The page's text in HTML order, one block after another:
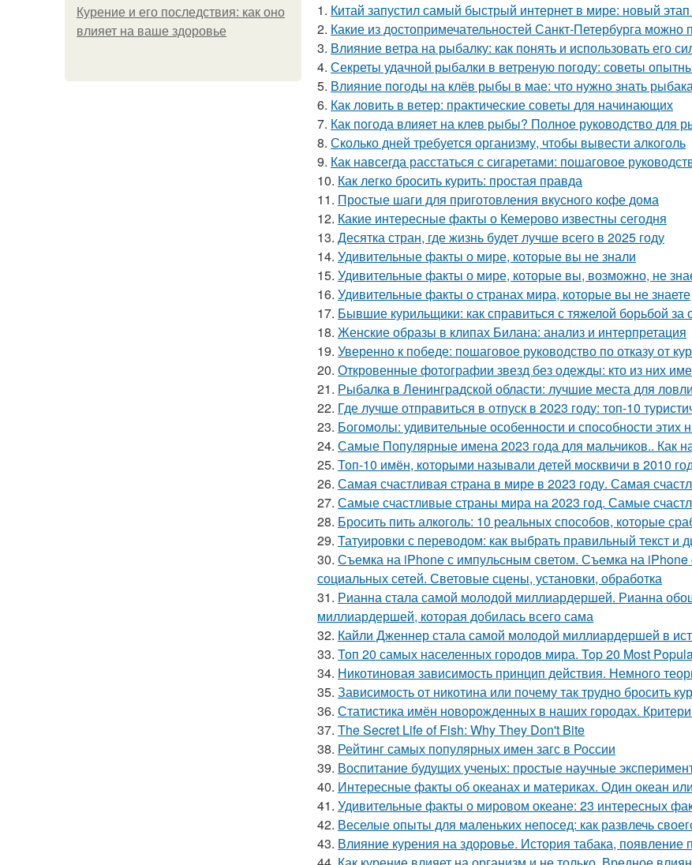
Курение и его последствия: как оно
влияет на ваше здоровье
1. Китай запустил самый быстрый интернет в мире: новый
2. Какие из достопримечательностей Санкт-Петербурга можно
3. Влияние ветра на рыбалку: как понять и использовать его
4. Секреты удачной рыбалки в ветреную погоду: советы
5. Влияние погоды на клёв рыбы в мае: что нужно знать
6. Как ловить в ветер: практические советы для начинающих
7. Как погода влияет на клев рыбы? Полное руководство для
8. Сколько дней требуется организму, чтобы вывести алкоголь
9. Как навсегда расстаться с сигаретами: пошаговое
10. Как легко бросить курить: простая правда
11. Простые шаги для приготовления вкусного кофе дома
12. Какие интересные факты о Кемерово известны сегодня
13. Десятка стран, где жизнь будет лучше всего в 2025 году
14. Удивительные факты о мире, которые вы не знали
15. Удивительные факты о мире, которые вы, возможно, не
16. Удивительные факты о странах мира, которые вы не знаете
17. Бывшие курильщики: как справиться с тяжелой борьбой за
18. Женские образы в клипах Билана: анализ и интерпретация
19. Уверенно к победе: пошаговое руководство по отказу от
20. Откровенные фотографии звезд без одежды: кто из них
21. Рыбалка в Ленинградской области: лучшие места для
22. Где лучше отправиться в отпуск в 2023 году: топ-10
23. Богомолы: удивительные особенности и способности этих
24. Самые Популярные имена 2023 года для мальчиков.. Как
25. Топ-10 имён, которыми называли детей москвичи в 2010
26. Самая счастливая страна в мире в 2023 году. Самая
27. Самые счастливые страны мира на 2023 год. Самые
28. Бросить пить алкоголь: 10 реальных способов, которые
29. Татуировки с переводом: как выбрать правильный текст и
30. Съемка на iPhone с импульсным светом. Съемка на
социальных сетей. Световые сцены, установки, обработка
31. Рианна стала самой молодой миллиардершей. Рианна
миллиардершей, которая добилась всего сама
32. Кайли Дженнер стала самой молодой миллиардершей в
33. Топ 20 самых населенных городов мира. Top 20 Most
34. Никотиновая зависимость принцип действия. Немного
35. Зависимость от никотина или почему так трудно бросить
36. Статистика имён новорожденных в наших городах.
37. The Secret Life of Fish: Why They Don't Bite
38. Рейтинг самых популярных имен загс в России
39. Воспитание будущих ученых: простые научные
40. Интересные факты об океанах и материках. Один океан
41. Удивительные факты о мировом океане: 23 интересных
42. Веселые опыты для маленьких непосед: как развлечь
43. Влияние курения на здоровье. История табака, появление